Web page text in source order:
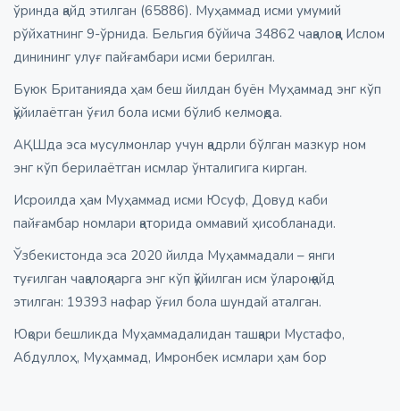
ўринда қайд этилган (65886). Муҳаммад исми умумий
рўйхатнинг 9-ўрнида. Бельгия бўйича 34862 чақалоққа Ислом
динининг улуғ пайғамбари исми берилган.
Буюк Британияда ҳам беш йилдан буён Муҳаммад энг кўп
қўйилаётган ўғил бола исми бўлиб келмоқда.
АҚШда эса мусулмонлар учун қадрли бўлган мазкур ном
энг кўп берилаётган исмлар ўнталигига кирган.
Исроилда ҳам Муҳаммад исми Юсуф, Довуд каби
пайғамбар номлари қаторида оммавий ҳисобланади.
Ўзбекистонда эса 2020 йилда Муҳаммадали – янги
туғилган чақалоқларга энг кўп қўйилган исм ўлароқ қайд
этилган: 19393 нафар ўғил бола шундай аталган.
Юқори бешликда Муҳаммадалидан ташқари Мустафо,
Абдуллоҳ, Муҳаммад, Имронбек исмлари ҳам бор